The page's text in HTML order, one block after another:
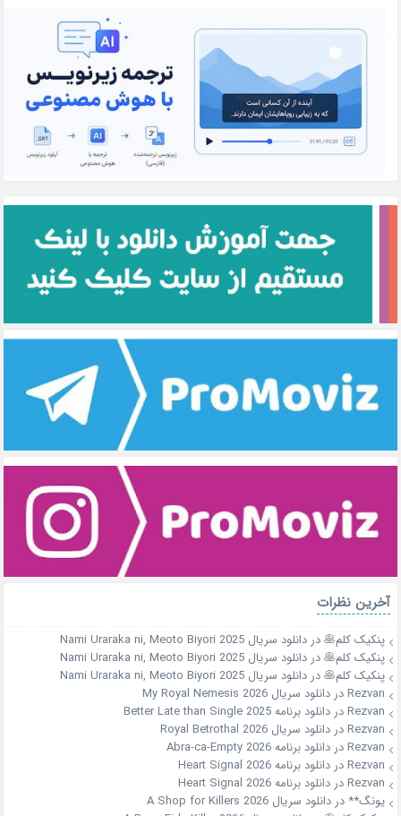
آخرین نظرات
پنکیک کلم🥞دردانلود سریال Nami Uraraka ni, Meoto Biyori 2025
پنکیک کلم🥞دردانلود سریال Nami Uraraka ni, Meoto Biyori 2025
پنکیک کلم🥞دردانلود سریال Nami Uraraka ni, Meoto Biyori 2025
Rezvanدردانلود سریال My Royal Nemesis 2026
Rezvanدردانلود برنامه Better Late than Single 2025
Rezvanدردانلود سریال Royal Betrothal 2026
Rezvanدردانلود برنامه Abra-ca-Empty 2026
Rezvanدردانلود برنامه Heart Signal 2026
Rezvanدردانلود برنامه Heart Signal 2026
یونگ** دردانلود سریال A Shop for Killers 2026